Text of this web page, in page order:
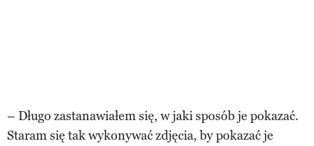
– Długo zastanawiałem się, w jaki sposób je pokazać.
Staram się tak wykonywać zdjęcia, by pokazać je